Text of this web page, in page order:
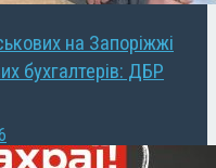
на Запоріжжі
бухгалтерів: ДБР